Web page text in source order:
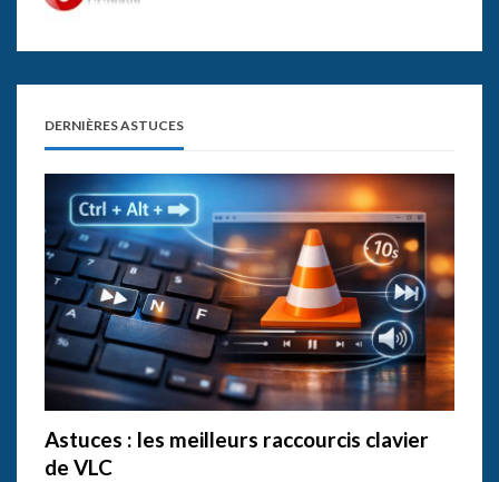
DERNIÈRES ASTUCES
Astuces : les meilleurs raccourcis clavier
de VLC